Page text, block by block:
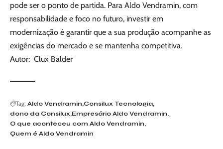
pode ser o ponto de partida. Para Aldo Vendramin, com
responsabilidade e foco no futuro, investir em
modernização é garantir que a sua produção acompanhe as
exigências do mercado e se mantenha competitiva.
Autor: Clux Balder
Tag: Aldo Vendramin Consilux Tecnologia
dono da Consilux Empresário Aldo Vendramin
O que aconteceu com Aldo Vendramin
Quem é Aldo Vendramin